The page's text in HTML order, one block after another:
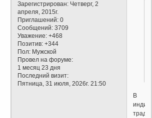
Зарегистрирован: Четверг, 2
апреля, 2015г.
Приглашений: 0
Сообщений: 3709
Уважение: +468
Позитив: +344
Пол: Мужской
Провел на форуме:
1 месяц 23 дня
Последний визит:
Пятница, 31 июля, 2026г. 21:50
В
индии